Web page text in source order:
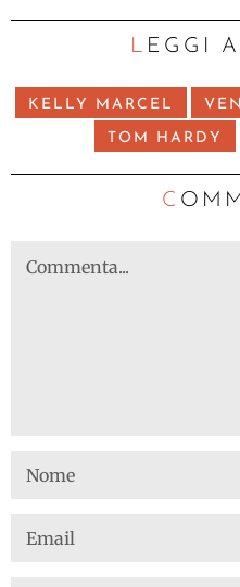
LEGGI
KELLY MARCEL
TOM HARDY
C